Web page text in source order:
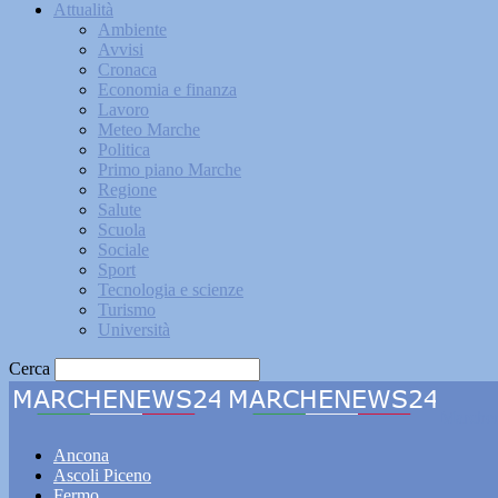
Attualità
Ambiente
Avvisi
Cronaca
Economia e finanza
Lavoro
Meteo Marche
Politica
Primo piano Marche
Regione
Salute
Scuola
Sociale
Sport
Tecnologia e scienze
Turismo
Università
Cerca
Ancona
Ascoli Piceno